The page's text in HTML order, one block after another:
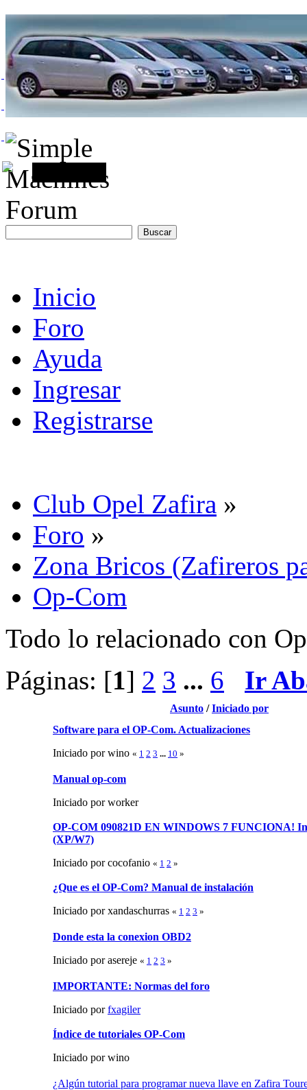
Inicio
Foro
Ayuda
Ingresar
Registrarse
Club Opel Zafira »
Foro »
Zona Bricos (Zafireros
Op-Com
Todo lo relacionado con
Páginas: [1] 2 3 ... 6 Ir
Asunto /Iniciado por
Software para el OP-Com. Actualizaciones
Iniciado por wino « 1 2 3 ... 10 »
Manual op-com
Iniciado por worker
OP-COM 090821D EN WINDOWS 7 FUNCIONA!
(XP/W7)
Iniciado por cocofanio « 1 2 »
¿Que es el OP-Com? Manual de instalación
Iniciado por xandaschurras « 1 2 3 »
Donde esta la conexion OBD2
Iniciado por asereje « 1 2 3 »
IMPORTANTE: Normas del foro
Iniciado porfxagiler
Índice de tutoriales OP-Com
Iniciado por wino
¿Algún tutorial para programar nueva llave en Zafira